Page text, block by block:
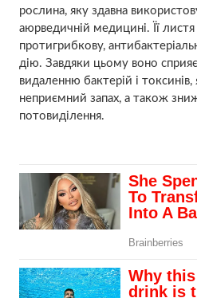
рослина, яку здавна
аюрведичній медицині. Її
протигрибкову,
дію. Завдяки цьому воно
видаленню бактерій і
неприємний запах, а також
потовиділення.